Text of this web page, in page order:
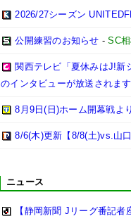
2026/27シーズン
公開練習のお知らせ -SC
関西テレビ「夏休みはJ!新
のインタビューが放送されま
8月9日(日)ホーム開幕戦よ
8/6(木)更新【8/8(土)vs.山
ニュース
【静岡新聞 Jリーグ番記